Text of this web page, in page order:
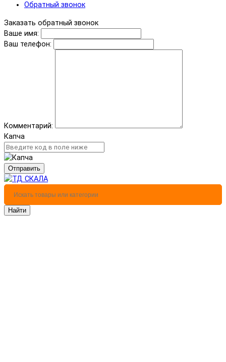
Обратный звонок
Заказать обратный звонок
Ваше имя:
Ваш телефон:
Комментарий:
Капча
Отправить
Найти